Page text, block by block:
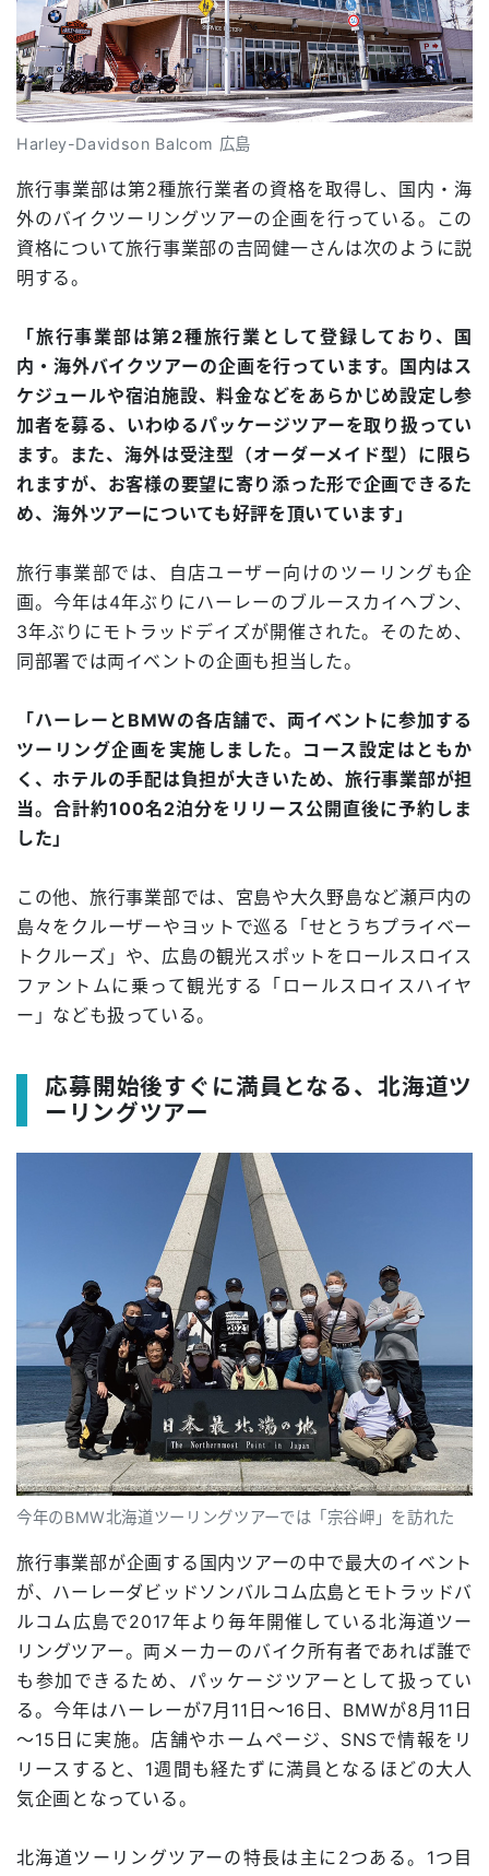
Harley-Davidson Balcom 広島
旅行事業部は第2種旅行業者の資格を取得し、国内・海
外のバイクツーリングツアーの企画を行っている。この
資格について旅行事業部の吉岡健一さんは次のように説
明する。
「旅行事業部は第2種旅行業として登録しており、国
内・海外バイクツアーの企画を行っています。国内はス
ケジュールや宿泊施設、料金などをあらかじめ設定し参
加者を募る、いわゆるパッケージツアーを取り扱ってい
ます。また、海外は受注型（オーダーメイド型）に限ら
れますが、お客様の要望に寄り添った形で企画できるた
め、海外ツアーについても好評を頂いています」
旅行事業部では、自店ユーザー向けのツーリングも企
画。今年は4年ぶりにハーレーのブルースカイヘブン、
3年ぶりにモトラッドデイズが開催された。そのため、
同部署では両イベントの企画も担当した。
「ハーレーとBMWの各店舗で、両イベントに参加する
ツーリング企画を実施しました。コース設定はともか
く、ホテルの手配は負担が大きいため、旅行事業部が担
当。合計約100名2泊分をリリース公開直後に予約しま
した」
この他、旅行事業部では、宮島や大久野島など瀬戸内の
島々をクルーザーやヨットで巡る「せとうちプライベー
トクルーズ」や、広島の観光スポットをロールスロイス
ファントムに乗って観光する「ロールスロイスハイヤ
ー」なども扱っている。
応募開始後すぐに満員となる、北海道ツ
ーリングツアー
今年のBMW北海道ツーリングツアーでは「宗谷岬」を訪れた
旅行事業部が企画する国内ツアーの中で最大のイベント
が、ハーレーダビッドソンバルコム広島とモトラッドバ
ルコム広島で2017年より毎年開催している北海道ツー
リングツアー。両メーカーのバイク所有者であれば誰で
も参加できるため、パッケージツアーとして扱ってい
る。今年はハーレーが7月11日～16日、BMWが8月11日
～15日に実施。店舗やホームページ、SNSで情報をリ
リースすると、1週間も経たずに満員となるほどの大人
気企画となっている。
北海道ツーリングツアーの特長は主に2つある。1つ目